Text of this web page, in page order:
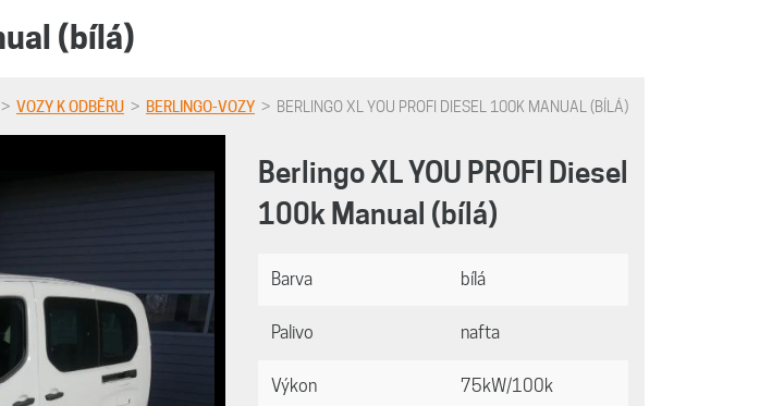
(bílá)
> VOZY K ODBĚRU > BERLINGO-VOZY > BERLINGO XL YOU PROFI DIESEL 100K MANUAL (BÍLÁ)
Berlingo XL YOU PROFI Diesel
100k Manual (bílá)
Barva bílá
Palivo nafta
Výkon 75kW/100k